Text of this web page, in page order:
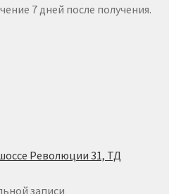
7 дней после получения.
Революции 31, ТД
записи